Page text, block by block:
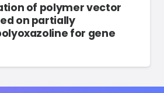
of polymer vector
on partially
for gene